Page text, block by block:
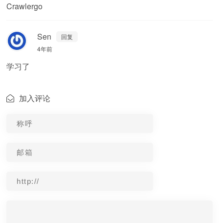
Crawlergo
Sen
回复
4年前
学习了
加入评论